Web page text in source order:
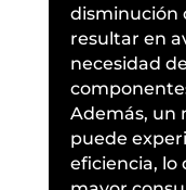
disminución
resultar en
necesidad
Además, un
puede
eficiencia, lo